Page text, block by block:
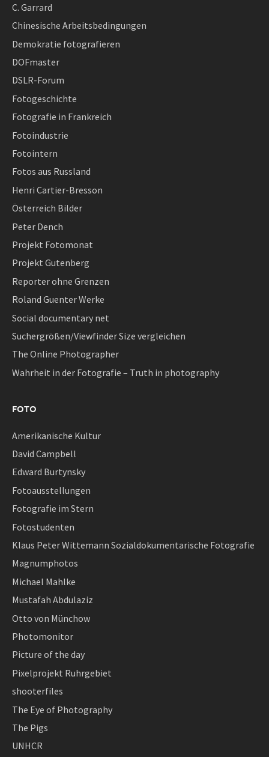
C. Garrard
Chinesische Arbeitsbedingungen
Demokratie fotografieren
DOFmaster
DSLR-Forum
Fotogeschichte
Fotografie in Frankreich
Fotoindustrie
Fotointern
Fotos aus Russland
Henri Cartier-Bresson
Österreich Bilder
Peter Dench
Projekt Fotomonat
Projekt Gutenberg
Reporter ohne Grenzen
Roland Guenter Werke
Social documentary net
Suchergrößen/Viewfinder Size vergleichen
The Online Photographer
Wahrheit in der Fotografie – Truth in photography
FOTO
Amerikanische Kultur
David Campbell
Edward Burtynsky
Fotoausstellungen
Fotografie im Stern
Fotostudenten
Klaus Peter Wittemann Sozialdokumentarische Fotografie
Magnumphotos
Michael Mahlke
Mustafah Abdulaziz
Otto von Münchow
Photomonitor
Picture of the day
Pixelprojekt Ruhrgebiet
shooterfiles
The Eye of Photography
The Pigs
UNHCR